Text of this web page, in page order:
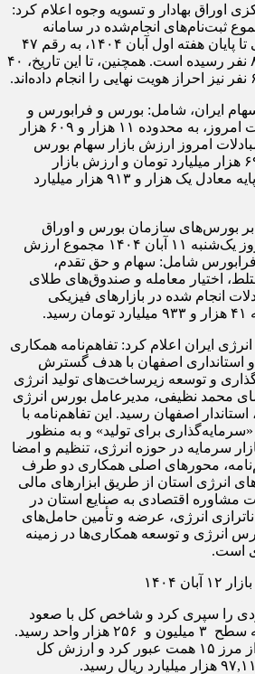
اوراق بهادار و تسویه وجوه اعلام کرد:
ثبت‌نام‌های انجام‌شده در سامانه
«سجام» از ابتدای معرفی تا پایان هفته اول آبان ۱۴۰۴، به رقم ۴۷
میلیون و ۷۴۳ هزار و ۸۶۴ نفر رسیده است. همچنین، تا این تاریخ، ۴۰
ایران، شامل: بورس و فرابورس و
بازار پایه، در میانه مبادلات امروز، به محدوده ۱۱ هزار و ۶۰۹ هزار
امروز ارزش بازار سهام بورس
تهران معادل ۹ هزار و ۶۹۶ هزار میلیارد تومان و ارزش بازار
فرابورس به همراه بازار پایه معادل یک هزار و ۹۱۳ هزار میلیارد
بورس‌های سازمان بورس و اوراق
بهادار نشان می‌دهد؛ در روز یک‌شنبه ۱۱ آبان ۱۴۰۴ مجموع ارزش
شامل: سهام و حق تقدم،
اختیار معامله و صندوق‌های طلای
انجام شده در بازارهای فیزیکی
ایران اعلام کرد: تفاهم‌نامه همکاری
استانداری اصفهان با هدف گسترش
و توسعه زیرساخت‌های تولید انرژی
محمد نظیفی، مدیرعامل بورس انرژی
اصفهان رسید. این تفاهم‌نامه با
برای تولید» و به منظور
سرمایه در حوزه انرژی، تنظیم و امضا
محورهای اصلی همکاری دو طرف
انرژی استان از طریق ابزارهای مالی
مشاوره اقتصادی به صنایع استان در
انرژی، عرضه و تأمین حامل‌های
انرژی و توسعه همکاری‌ها در زمینه
است.
۱۴۰۴
را سپری کرد و شاخص کل با صعود
بالای ۴۷ هزار واحدی، به سطح ۳ میلیون و ۲۵۶ هزار واحد رسید.
ارزش معاملات خرد نیز از مرز ۱۵ همت عبور کرد و ارزش کل